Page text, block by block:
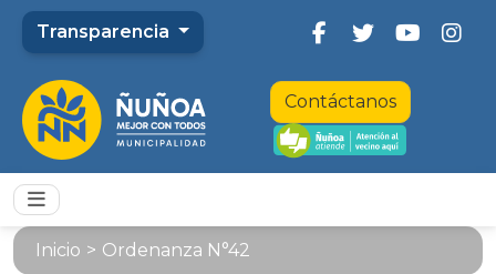
Transparencia
Contáctanos
Inicio > Ordenanza N°42